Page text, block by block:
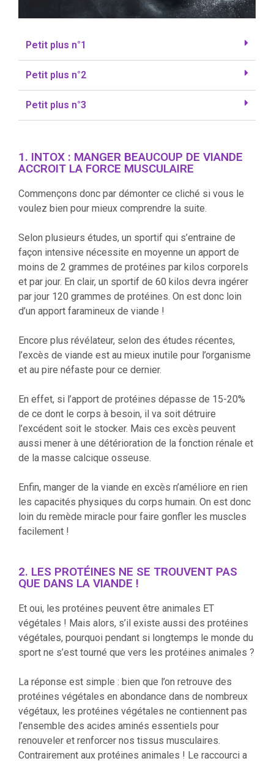
Petit plus n°1
Petit plus n°2
Petit plus n°3
1. INTOX : MANGER BEAUCOUP DE VIANDE
ACCROIT LA FORCE MUSCULAIRE
Commençons donc par démonter ce cliché si vous le
voulez bien pour mieux comprendre la suite.
Selon plusieurs études, un sportif qui s’entraine de
façon intensive nécessite en moyenne un apport de
moins de 2 grammes de protéines par kilos corporels
et par jour. En clair, un sportif de 60 kilos devra ingérer
par jour 120 grammes de protéines. On est donc loin
d’un apport faramineux de viande !
Encore plus révélateur, selon des études récentes,
l’excès de viande est au mieux inutile pour l’organisme
et au pire néfaste pour ce dernier.
En effet, si l’apport de protéines dépasse de 15-20%
de ce dont le corps à besoin, il va soit détruire
l’excédent soit le stocker. Mais ces excès peuvent
aussi mener à une détérioration de la fonction rénale et
de la masse calcique osseuse.
Enfin, manger de la viande en excès n’améliore en rien
les capacités physiques du corps humain. On est donc
loin du remède miracle pour faire gonfler les muscles
facilement !
2. LES PROTÉINES NE SE TROUVENT PAS
QUE DANS LA VIANDE !
Et oui, les protéines peuvent être animales ET
végétales ! Mais alors, s’il existe aussi des protéines
végétales, pourquoi pendant si longtemps le monde du
sport ne s’est tourné que vers les protéines animales ?
La réponse est simple : bien que l’on retrouve des
protéines végétales en abondance dans de nombreux
végétaux, les protéines végétales ne contiennent pas
l’ensemble des acides aminés essentiels pour
renouveler et renforcer nos tissus musculaires.
Contrairement aux protéines animales ! Le raccourci a